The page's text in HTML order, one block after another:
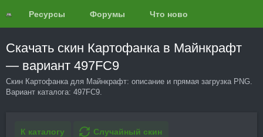
Ресурсы Форумы Что нового?
Скачать скин Картофанка в Майнкрафт
— вариант 497FC9
Скин Картофанка для Майнкрафт: описание и прямая загрузка PNG.
Вариант каталога: 497FC9.
К каталогу Случайный скин